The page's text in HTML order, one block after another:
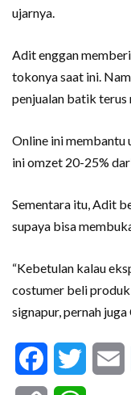
ujarnya.
Adit enggan
tokonya saat ini.
penjualan batik terus
Online ini membantu
ini omzet 20-25%
Sementara itu, Adit
supaya bisa
“Kebetulan kalau
costumer beli
signapur, pernah juga
FacebookTwitter